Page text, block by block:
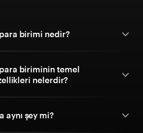
birimi nedir?
biriminin temel
nelerdir?
aynı şey mi?